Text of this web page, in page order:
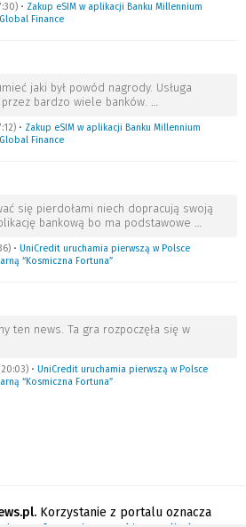
• Zakup eSIM w aplikacji Banku Millennium
Finance
jaki był powód nagrody. Usługa
bardzo wiele banków. …
• Zakup eSIM w aplikacji Banku Millennium
Finance
się pierdołami niech dopracują swoją
bankową bo ma podstawowe …
• UniCredit uruchamia pierwszą w Polsce
“Kosmiczna Fortuna”
ten news. Ta gra rozpoczęła się w
• UniCredit uruchamia pierwszą w Polsce
“Kosmiczna Fortuna”
Korzystanie z portalu oznacza